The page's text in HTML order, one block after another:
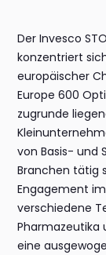
Der Invesco
konzentriert
europäischer
Europe 600
zugrunde
von Basis- und
Branchen tätig
Engagement
verschiedene
Pharmazeutika
eine